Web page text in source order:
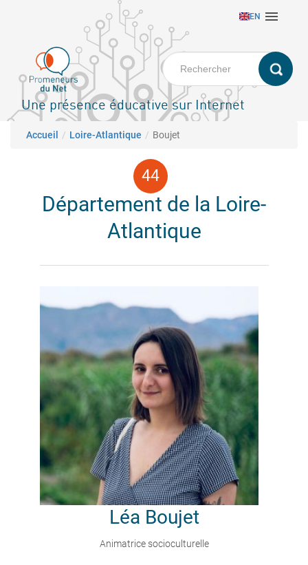
principal
EN 
Une présence éducative sur Internet
Fil d'Ariane
Accueil Loire-Atlantique Boujet
Département de la Loire-
Atlantique
Léa Boujet
Animatrice socioculturelle